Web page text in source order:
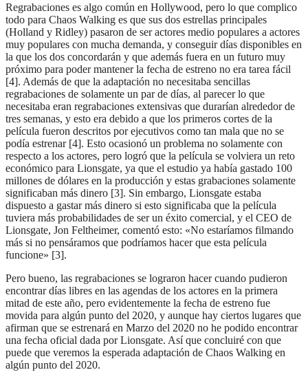
Regrabaciones es algo común en Hollywood, pero lo que complico
todo para Chaos Walking es que sus dos estrellas principales
(Holland y Ridley) pasaron de ser actores medio populares a actores
muy populares con mucha demanda, y conseguir días disponibles en
la que los dos concordarán y que además fuera en un futuro muy
próximo para poder mantener la fecha de estreno no era tarea fácil
[4]. Además de que la adaptación no necesitaba sencillas
regrabaciones de solamente un par de días, al parecer lo que
necesitaba eran regrabaciones extensivas que durarían alrededor de
tres semanas, y esto era debido a que los primeros cortes de la
película fueron descritos por ejecutivos como tan mala que no se
podía estrenar [4]. Esto ocasionó un problema no solamente con
respecto a los actores, pero logró que la película se volviera un reto
económico para Lionsgate, ya que el estudio ya había gastado 100
millones de dólares en la producción y estas grabaciones solamente
significaban más dinero [3]. Sin embargo, Lionsgate estaba
dispuesto a gastar más dinero si esto significaba que la película
tuviera más probabilidades de ser un éxito comercial, y el CEO de
Lionsgate, Jon Feltheimer, comentó esto: «No estaríamos filmando
más si no pensáramos que podríamos hacer que esta película
funcione» [3].
Pero bueno, las regrabaciones se lograron hacer cuando pudieron
encontrar días libres en las agendas de los actores en la primera
mitad de este año, pero evidentemente la fecha de estreno fue
movida para algún punto del 2020, y aunque hay ciertos lugares que
afirman que se estrenará en Marzo del 2020 no he podido encontrar
una fecha oficial dada por Lionsgate. Así que concluiré con que
puede que veremos la esperada adaptación de Chaos Walking en
algún punto del 2020.